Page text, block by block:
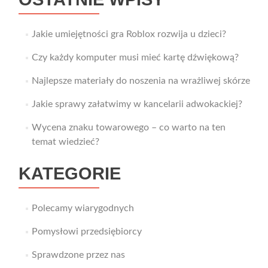
Jakie umiejętności gra Roblox rozwija u dzieci?
Czy każdy komputer musi mieć kartę dźwiękową?
Najlepsze materiały do noszenia na wrażliwej skórze
Jakie sprawy załatwimy w kancelarii adwokackiej?
Wycena znaku towarowego – co warto na ten
temat wiedzieć?
KATEGORIE
Polecamy wiarygodnych
Pomysłowi przedsiębiorcy
Sprawdzone przez nas